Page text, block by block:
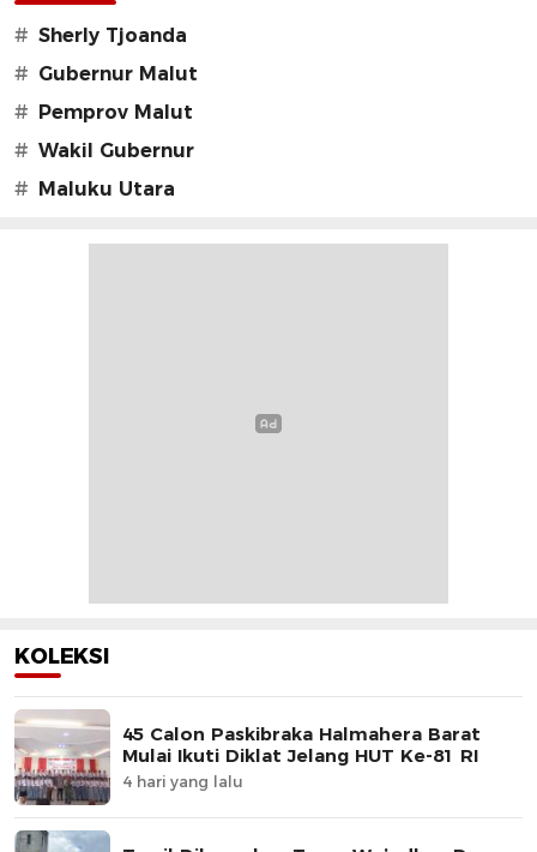
# Sherly Tjoanda
# Gubernur Malut
# Pemprov Malut
# Wakil Gubernur
# Maluku Utara
KOLEKSI
45 Calon Paskibraka Halmahera Barat
Mulai Ikuti Diklat Jelang HUT Ke-81 RI
4 hari yang lalu